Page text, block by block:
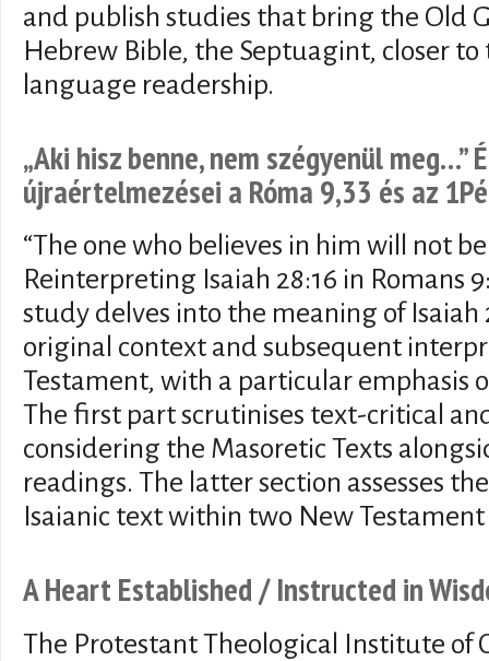
and publish studies that bring the Old
Hebrew Bible, the Septuagint, closer
language readership.
„Aki hisz benne, nem szégyenül meg…”
újraértelmezései a Róma 9,33 és az
“The one who believes in him will not
Reinterpreting Isaiah 28:16 in Romans
study delves into the meaning of Isaiah
original context and subsequent
Testament, with a particular emphasis
The first part scrutinises text-critical
considering the Masoretic Texts
readings. The latter section assesses
Isaianic text within two New
A Heart Established / Instructed in
The Protestant Theological Institute of